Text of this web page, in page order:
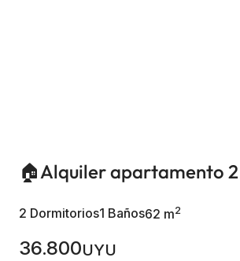
🏠Alquiler apartamento
2 Dormitorios1 Baños62 m2
36.800UYU